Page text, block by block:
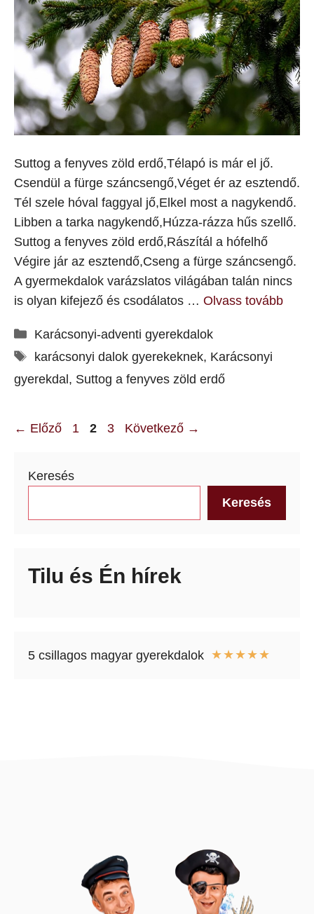
Suttog a fenyves zöld erdő,Télapó is már el jő.
Csendül a fürge száncsengő,Véget ér az esztendő.
Tél szele hóval faggyal jő,Elkel most a nagykendő.
Libben a tarka nagykendő,Húzza-rázza hűs szellő.
Suttog a fenyves zöld erdő,Rászítál a hófelhő
Végire jár az esztendő,Cseng a fürge száncsengő.
A gyermekdalok varázslatos világában talán nincs
is olyan kifejező és csodálatos … Olvass tovább
Kategória
Karácsonyi-adventi gyerekdalok
Címkék
karácsonyi dalok gyerekeknek, Karácsonyi
gyerekdal, Suttog a fenyves zöld erdő
← Előző Oldal
1 Oldal
2 Oldal
3 Következő →
Keresés
Keresés
Tilu és Én hírek
5 csillagos magyar gyerekdalok ★★★★★